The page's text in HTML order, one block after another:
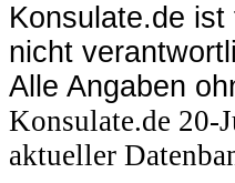
Konsulate.de
nicht
Alle Angaben
Konsulate.de 20-
aktueller